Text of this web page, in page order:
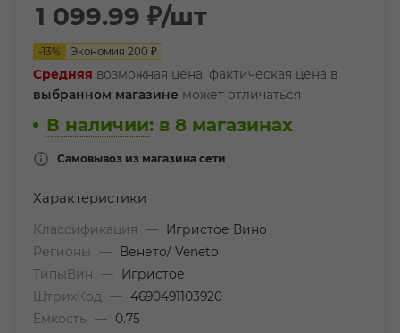
1 099.99 ₽/шт
-13% Экономия 200 ₽
Средняя возможная цена, фактическая цена в
выбранном магазине может отличаться
В наличии: в 8 магазинах
Самовывоз из магазина сети
Характеристики
Классификация —
Игристое Вино
Регионы
—
Венето/ Veneto
ТипыВин
—
Игристое
ШтрихКод
— 4690491103920
Емкость
—
0.75